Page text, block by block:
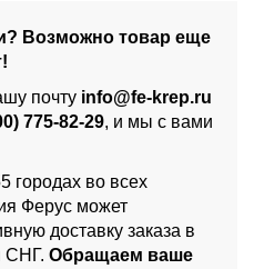
Возможно товар еще
почту info@fe-krep.ru
775-82-29, и мы с вами
городах во всех
Ферус может
доставку заказа в
СНГ. Обращаем ваше